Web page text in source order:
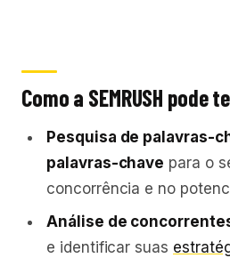
Como a SEMRUSH
Pesquisa de palavras-
palavras-chave para o
concorrência e no
Análise de
e identificar suas